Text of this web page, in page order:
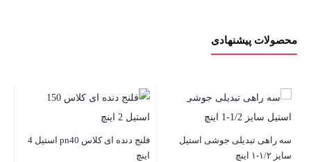
محصولات پیشنهادی
سه راهی تبدیلی جوشی استیل
سایز ۱/۲-۱ اینچ
فلنج دنده‌ ای کلاس pn40 استیل 4
اینچ